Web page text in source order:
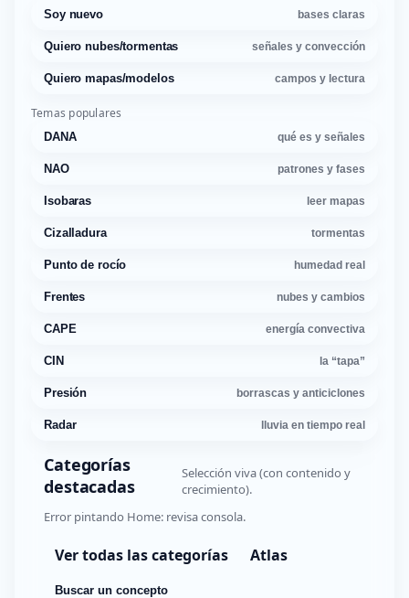
Soy nuevo bases claras
Quiero nubes/tormentas señales y convección
Quiero mapas/modelos campos y lectura
Temas populares
DANA qué es y señales
NAO patrones y fases
Isobaras leer mapas
Cizalladura tormentas
Punto de rocío humedad real
Frentes nubes y cambios
CAPE energía convectiva
CIN la “tapa”
Presión borrascas y anticiclones
Radar lluvia en tiempo real
Categorías
destacadas
Selección viva (con contenido y
crecimiento).
Error pintando Home: revisa consola.
Ver todas las categorías Atlas
Buscar un concepto